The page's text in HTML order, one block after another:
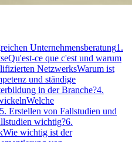
Unternehmensberatung1.
Qu'est-ce que c'est und warum
NetzwerksWarum ist
und ständige
in der Branche?4.
Welche
5. Erstellen von Fallstudien und
wichtig?6.
Wie wichtig ist der